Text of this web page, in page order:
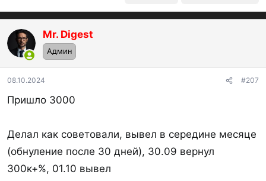
Mr. Digest
Админ
08.10.2024 #207
Пришло 3000
Делал как советовали, вывел в середине месяце
(обнуление после 30 дней), 30.09 вернул
300к+%, 01.10 вывел